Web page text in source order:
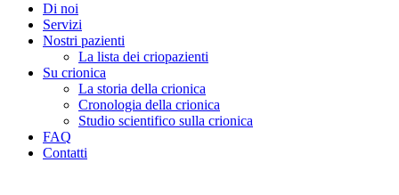
Di noi
Servizi
Nostri pazienti
La lista dei criopazienti
Su crionica
La storia della crionica
Сronologia della crionica
Studio scientifico sulla crionica
FAQ
Contatti